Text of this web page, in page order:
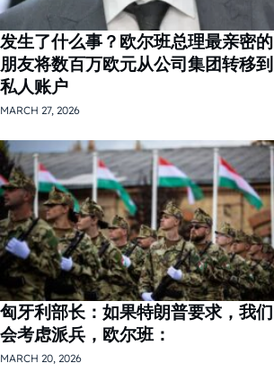
发生了什么事？欧尔班总理最亲密的
朋友将数百万欧元从公司集团转移到
私人账户
MARCH 27, 2026
匈牙利部长：如果特朗普要求，我们
会考虑派兵，欧尔班：
MARCH 20, 2026